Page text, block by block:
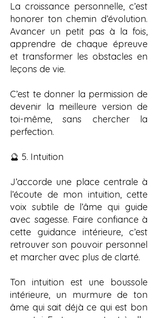
La croissance personnelle, c’est
honorer ton chemin d’évolution.
Avancer un petit pas à la fois,
apprendre de chaque épreuve
et transformer les obstacles en
leçons de vie.
C’est te donner la permission de
devenir la meilleure version de
toi-même, sans chercher la
perfection.
🔮 5. Intuition
J’accorde une place centrale à
l’écoute de mon intuition, cette
voix subtile de l’âme qui guide
avec sagesse. Faire confiance à
cette guidance intérieure, c’est
retrouver son pouvoir personnel
et marcher avec plus de clarté.
Ton intuition est une boussole
intérieure, un murmure de ton
âme qui sait déjà ce qui est bon